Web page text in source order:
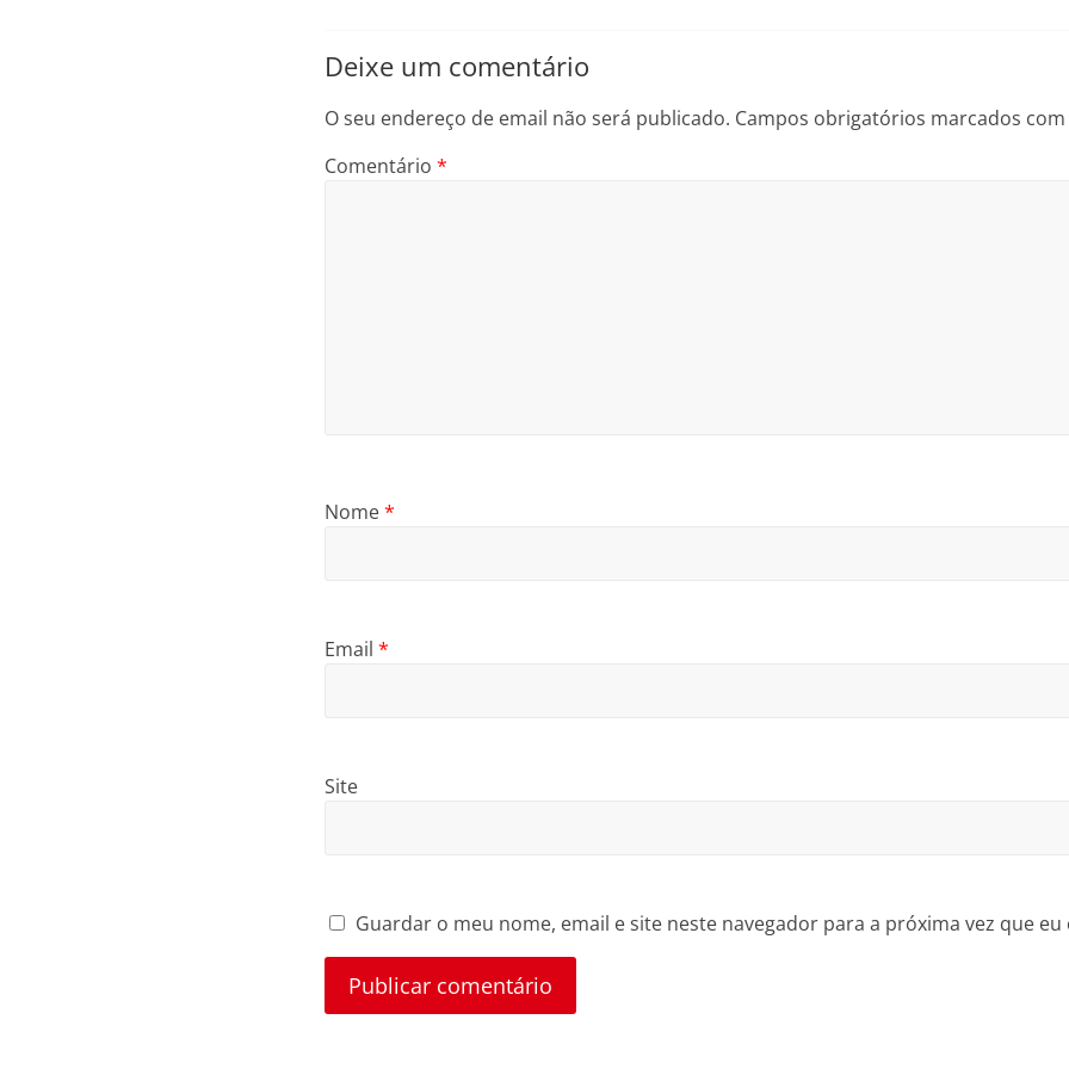
Deixe um comentário
O seu endereço de email não será publicado. Campos obrigatórios marcados com
Comentário *
Nome*
Email *
Site
Guardar o meu nome, email e site neste navegador para a próxima vez que